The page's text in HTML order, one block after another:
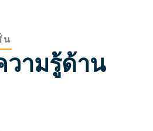
น
วามรู้ด้าน